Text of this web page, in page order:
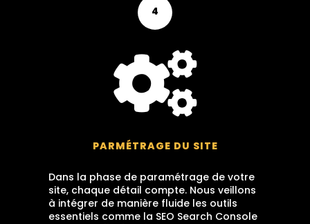
4

PARMÉTRAGE DU SITE
Dans la phase de paramétrage de votre
site, chaque détail compte. Nous veillons
à intégrer de manière fluide les outils
essentiels comme la SEO Search Console